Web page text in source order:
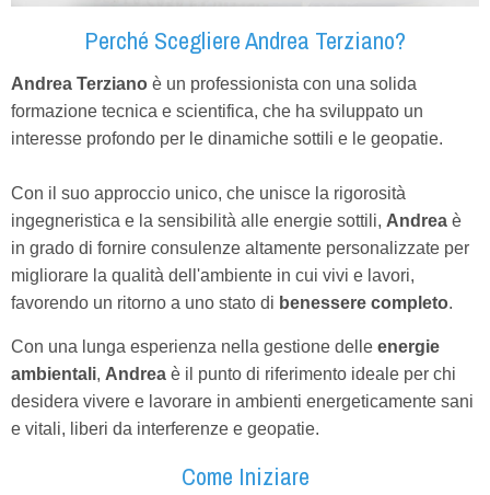
Perché Scegliere Andrea Terziano?
Andrea Terziano è un professionista con una solida
formazione tecnica e scientifica, che ha sviluppato un
interesse profondo per le dinamiche sottili e le geopatie.
Con il suo approccio unico, che unisce la rigorosità
ingegneristica e la sensibilità alle energie sottili, Andrea è
in grado di fornire consulenze altamente personalizzate per
migliorare la qualità dell'ambiente in cui vivi e lavori,
favorendo un ritorno a uno stato di benessere completo.
Con una lunga esperienza nella gestione delle energie
ambientali, Andrea è il punto di riferimento ideale per chi
desidera vivere e lavorare in ambienti energeticamente sani
e vitali, liberi da interferenze e geopatie.
Come Iniziare